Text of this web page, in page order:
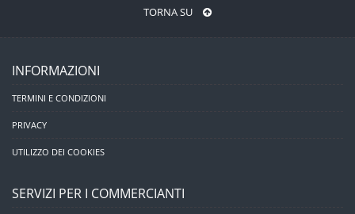
TORNA SU
INFORMAZIONI
TERMINI E CONDIZIONI
PRIVACY
UTILIZZO DEI COOKIES
SERVIZI PER I COMMERCIANTI